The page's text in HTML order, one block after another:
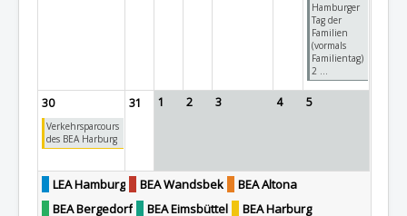
Hamburger
Tag der
Familien
(vormals
Familientag)
2 ...
30
Verkehrsparcours
des BEA Harburg
31 1 2 3 4 5
LEA Hamburg BEA Wandsbek
BEA Altona
BEA Bergedorf
BEA Eimsbüttel BEA Harburg